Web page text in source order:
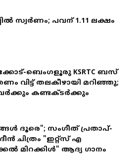
സ്വർണം; പവന് 1.11 ലക്ഷം
ബെംഗളൂരു KSRTC ബസ്
വിട്ട് തലകീഴായി മറിഞ്ഞു;
കണ്ടക്ടർക്കും
ദൂരെ"; സംഗീത് പ്രതാപ്-
ചിത്രം "ഇറ്റ്സ് എ
മിറക്കിൾ" ആദ്യ ഗാനം